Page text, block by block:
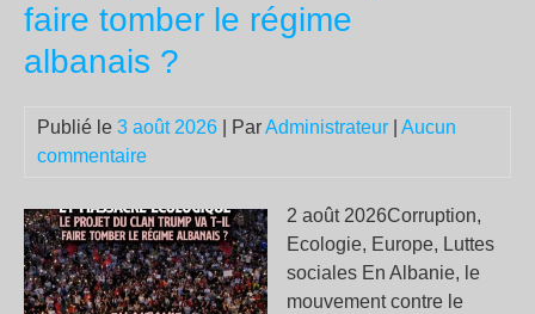
faire tomber le régime
albanais ?
Publié le 3 août 2026 | ParAdministrateur
Aucun
commentaire
2 août 2026Corruption,
Ecologie, Europe, Luttes
sociales En Albanie, le
mouvement contre le